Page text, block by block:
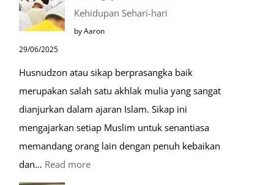
Kehidupan Sehari-hari
by Aaron
29/06/2025
Husnudzon atau sikap berprasangka baik
merupakan salah satu akhlak mulia yang sangat
dianjurkan dalam ajaran Islam. Sikap ini
mengajarkan setiap Muslim untuk senantiasa
memandang orang lain dengan penuh kebaikan
dan… Read more: